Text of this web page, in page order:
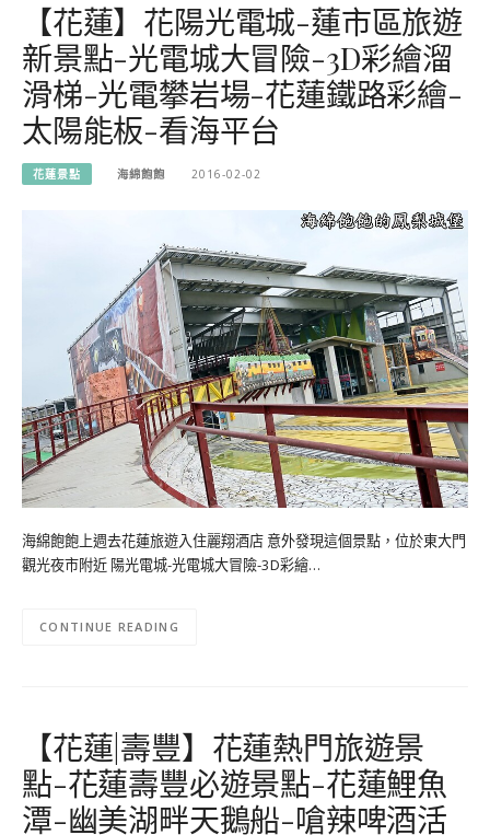
【花蓮】花陽光電城-蓮市區旅遊
新景點-光電城大冒險-3D彩繪溜
滑梯-光電攀岩場-花蓮鐵路彩繪-
太陽能板-看海平台
花蓮景點 海綿飽飽 2016-02-02
海綿飽飽上週去花蓮旅遊入住麗翔酒店 意外發現這個景點，位於東大門
觀光夜市附近 陽光電城-光電城大冒險-3D彩繪…
CONTINUE READING
【花蓮|壽豐】花蓮熱門旅遊景
點-花蓮壽豐必遊景點-花蓮鯉魚
潭-幽美湖畔天鵝船-嗆辣啤酒活